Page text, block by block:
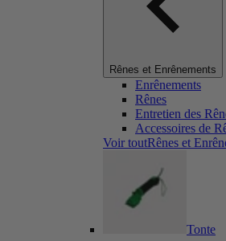
Rênes et Enrênements
Enrênements
Rênes
Entretien des
Accessoires de
Voir toutRênes et
Tonte